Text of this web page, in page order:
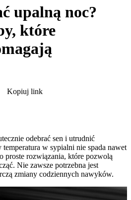
upalną noc?
które
Kopiuj link
odebrać sen i utrudnić
w sypialni nie spada nawet
proste rozwiązania, które pozwolą
Nie zawsze potrzebna jest
zmiany codziennych nawyków.